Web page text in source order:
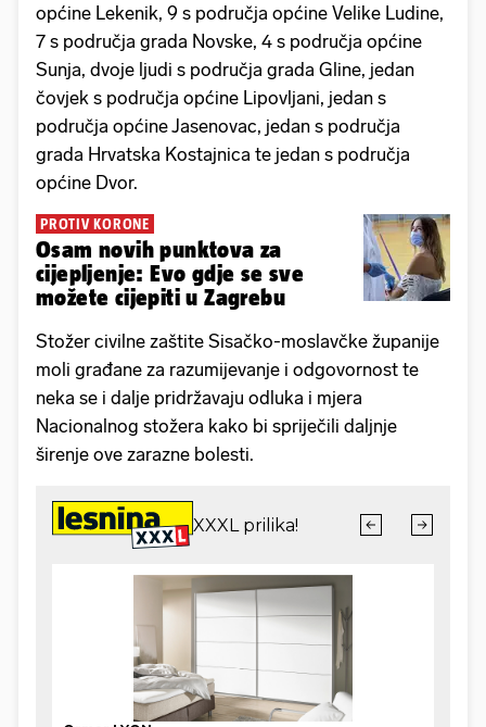
općine Lekenik, 9 s područja općine Velike Ludine,
7 s područja grada Novske, 4 s područja općine
Sunja, dvoje ljudi s područja grada Gline, jedan
čovjek s područja općine Lipovljani, jedan s
područja općine Jasenovac, jedan s područja
grada Hrvatska Kostajnica te jedan s područja
općine Dvor.
PROTIV KORONE
Osam novih punktova za
cijepljenje: Evo gdje se sve
možete cijepiti u Zagrebu
Stožer civilne zaštite Sisačko-moslavčke županije
moli građane za razumijevanje i odgovornost te
neka se i dalje pridržavaju odluka i mjera
Nacionalnog stožera kako bi spriječili daljnje
širenje ove zarazne bolesti.